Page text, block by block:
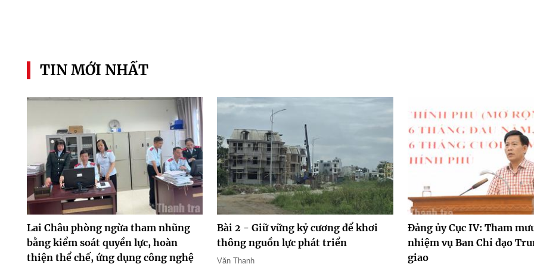
TIN MỚI NHẤT
Lai Châu phòng ngừa tham nhũng
bằng kiểm soát quyền lực, hoàn
thiện thể chế, ứng dụng công nghệ
Bài 2 - Giữ vững kỷ cương để khơi
thông nguồn lực phát triển
Văn Thanh
Đảng ủy Cục IV: Tham
nhiệm vụ Ban Chỉ đạo
giao